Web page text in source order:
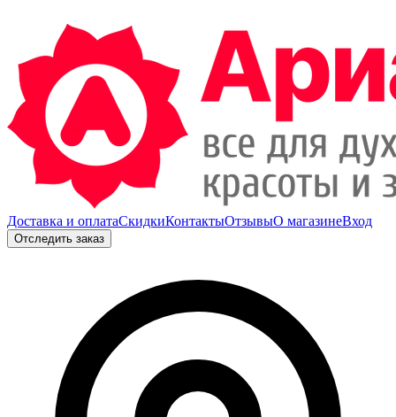
Доставка и оплатаСкидкиКонтактыОтзывыО магазинеВход
Отследить заказ